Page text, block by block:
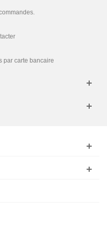
par carte bancaire